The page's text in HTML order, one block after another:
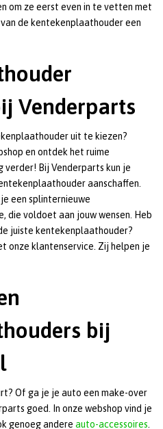
om ze eerst even in te vetten met
de kentekenplaathouder een
Venderparts
uit te kiezen?
en ontdek het ruime
verder! Bij Venderparts kun je
aanschaffen.
een splinternieuwe
die voldoet aan jouw wensen. Heb
juiste kentekenplaathouder?
onze klantenservice. Zij helpen je
bij
Of ga je je auto een make-over
goed. In onze webshop vind je
genoeg andere auto-accessoires